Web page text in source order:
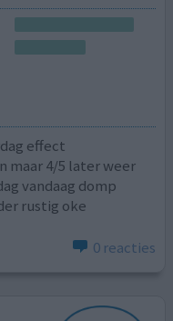
effect
maar 4/5 later weer
vandaag domp
rustig oke
0 reacties